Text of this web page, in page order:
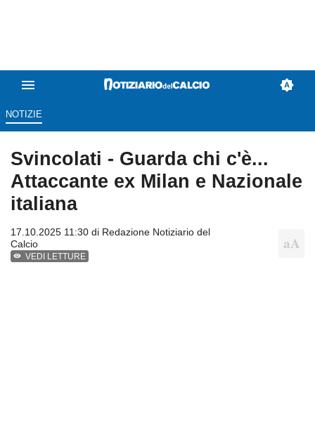
NOTIZIE
Svincolati - Guarda chi c'è...
Attaccante ex Milan e Nazionale
italiana
17.10.2025 11:30 di Redazione Notiziario del
Calcio
VEDI LETTURE